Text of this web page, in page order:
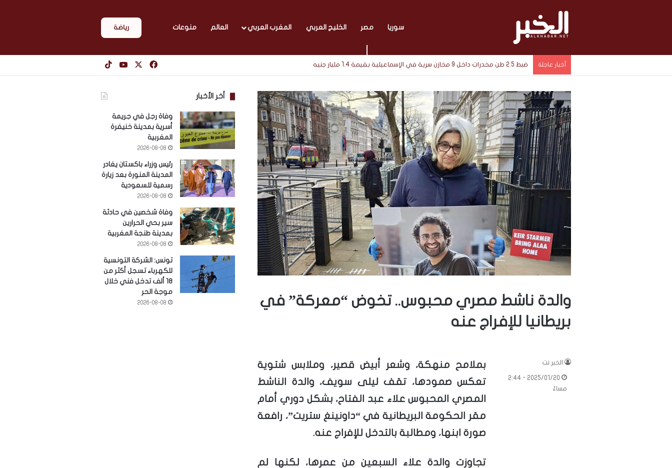
سوريا مصر الخليج العربي المغرب العربي العالم منوعات رياضة
أخبار عاجلة ضبط 2.5 طن مخدرات داخل 9 مخازن سرية في الإسماعيلية بقيمة 1.4 مليار جنيه فيسبوك‫YouTube
والدة ناشط مصري محبوس.. تخوض “معركة” في
بريطانيا للإفراج عنه
بملامح منهكة، وشعر أبيض قصير، وملابس شتوية
تعكس صمودها، تقف ليلى سويف، والدة الناشط
المصري المحبوس علاء عبد الفتاح، بشكل دوري أمام
مقر الحكومة البريطانية في “داونينغ ستريت”، رافعة
صورة ابنها، ومطالبة بالتدخل للإفراج عنه.
تجاوزت والدة علاء السبعين من عمرها، لكنها لم
الخبر.نت
2025/01/20 - 2:44
مساءً
أخر الأخبار
وفاة رجل في جريمة
أسرية بمدينة خنيفرة
المغربية
2026-08-08
رئيس وزراء باكستان يغادر
المدينة المنورة بعد زيارة
رسمية للسعودية
2026-08-08
وفاة شخصين في حادثة
سير بحي الحرارين
بمدينة طنجة المغربية
2026-08-08
تونس: الشركة التونسية
للكهرباء تسجل أكثر من
18 ألف تدخل فني خلال
موجة الحر
2026-08-08